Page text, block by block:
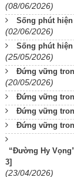
(08/06/2026)
Sống phút
(02/06/2026)
Sống phút
(25/05/2026)
Đứng vững
(20/05/2026)
Đứng vững
Đứng vững
Đứng vững
“Đường Hy
3]
(23/04/2026)